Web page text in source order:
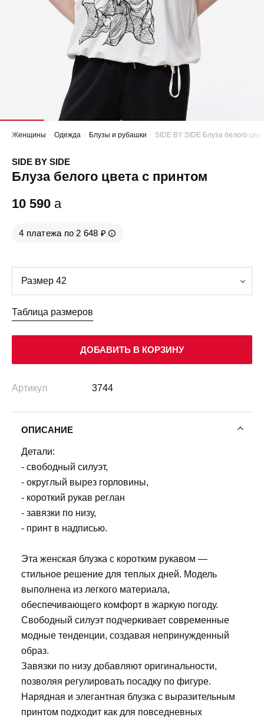
Женщины Одежда Блузы и рубашки SIDE BY SIDE Блуза белого
SIDE BY SIDE
Блуза белого цвета с принтом
10 590 a
4 платежа по 2 648 ₽
Таблица размеров
ДОБАВИТЬ В КОРЗИНУ
Артикул 3744
ОПИСАНИЕ
Детали:
- свободный силуэт,
- округлый вырез горловины,
- короткий рукав реглан
- завязки по низу,
- принт в надписью.
Эта женская блузка с коротким рукавом —
стильное решение для теплых дней. Модель
выполнена из легкого материала,
обеспечивающего комфорт в жаркую погоду.
Свободный силуэт подчеркивает современные
модные тенденции, создавая непринужденный
образ.
Завязки по низу добавляют оригинальности,
позволяя регулировать посадку по фигуре.
Нарядная и элегантная блузка с выразительным
принтом подходит как для повседневных